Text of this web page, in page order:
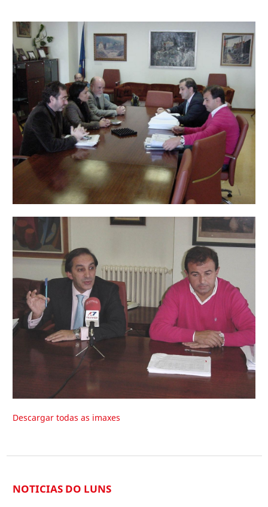
Descargar todas as imaxes
NOTICIAS DO LUNS